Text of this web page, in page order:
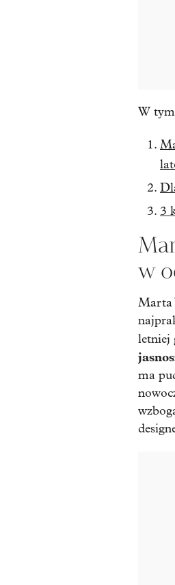
W
3
w
Marta
letniej
ma